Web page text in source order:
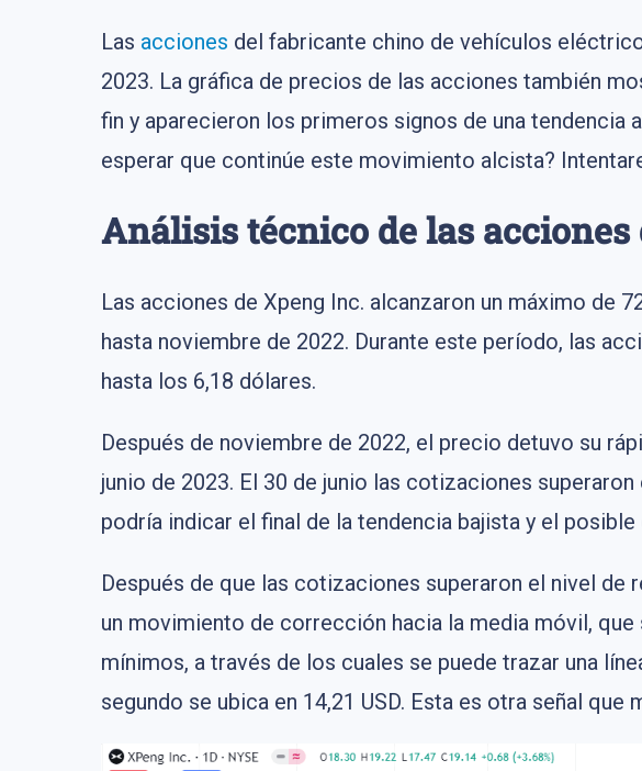
Las acciones del fabricante chino de vehículos
2023. La gráfica de precios de las acciones también
fin y aparecieron los primeros signos de una tendencia
esperar que continúe este movimiento alcista?
Análisis técnico de las acciones
Las acciones de Xpeng Inc. alcanzaron un máximo de
hasta noviembre de 2022. Durante este período, las
hasta los 6,18 dólares.
Después de noviembre de 2022, el precio detuvo su
junio de 2023. El 30 de junio las cotizaciones
podría indicar el final de la tendencia bajista y el
Después de que las cotizaciones superaron el nivel de
un movimiento de corrección hacia la media móvil,
mínimos, a través de los cuales se puede trazar una
segundo se ubica en 14,21 USD. Esta es otra señal que